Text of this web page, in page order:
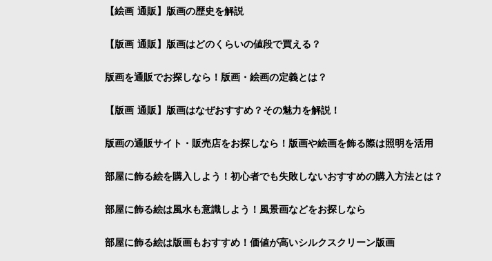
【絵画 通販】版画の歴史を解説
【版画 通販】版画はどのくらいの値段で買える？
版画を通販でお探しなら！版画・絵画の定義とは？
【版画 通販】版画はなぜおすすめ？その魅力を解説！
版画の通販サイト・販売店をお探しなら！版画や絵画を飾る際は照明を活用
部屋に飾る絵を購入しよう！初心者でも失敗しないおすすめの購入方法とは？
部屋に飾る絵は風水も意識しよう！風景画などをお探しなら
部屋に飾る絵は版画もおすすめ！価値が高いシルクスクリーン版画